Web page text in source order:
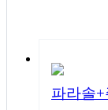
파라솔+